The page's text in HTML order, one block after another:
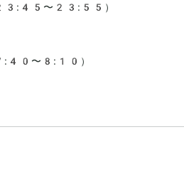
23:45〜23:55）
7:40〜8:10）